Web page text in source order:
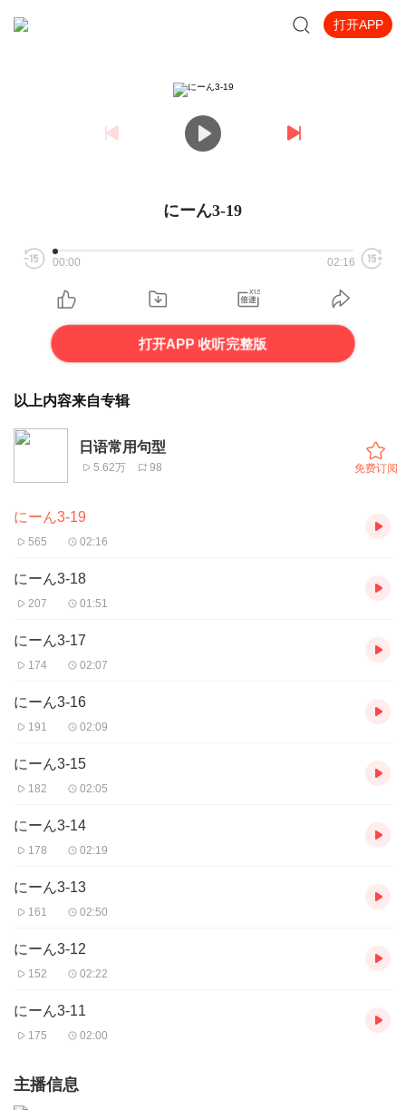
打开APP
にーん3-19
00:00 02:16
打开APP 收听完整版
以上内容来自专辑
日语常用句型
5.62万 98 免费订阅
にーん3-19
565 02:16
にーん3-18
207 01:51
にーん3-17
174 02:07
にーん3-16
191 02:09
にーん3-15
182 02:05
にーん3-14
178 02:19
にーん3-13
161 02:50
にーん3-12
152 02:22
にーん3-11
175 02:00
主播信息